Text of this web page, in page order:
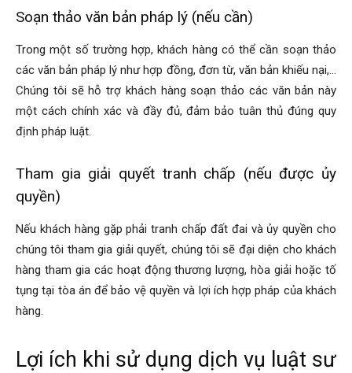
Soạn thảo văn bản pháp lý (nếu cần)
Trong một số trường hợp, khách hàng có thể cần soạn thảo
các văn bản pháp lý như hợp đồng, đơn từ, văn bản khiếu nại,…
Chúng tôi sẽ hỗ trợ khách hàng soạn thảo các văn bản này
một cách chính xác và đầy đủ, đảm bảo tuân thủ đúng quy
định pháp luật.
Tham gia giải quyết tranh chấp (nếu được ủy
quyền)
Nếu khách hàng gặp phải tranh chấp đất đai và ủy quyền cho
chúng tôi tham gia giải quyết, chúng tôi sẽ đại diện cho khách
hàng tham gia các hoạt động thương lượng, hòa giải hoặc tố
tụng tại tòa án để bảo vệ quyền và lợi ích hợp pháp của khách
hàng.
Lợi ích khi sử dụng dịch vụ luật sư